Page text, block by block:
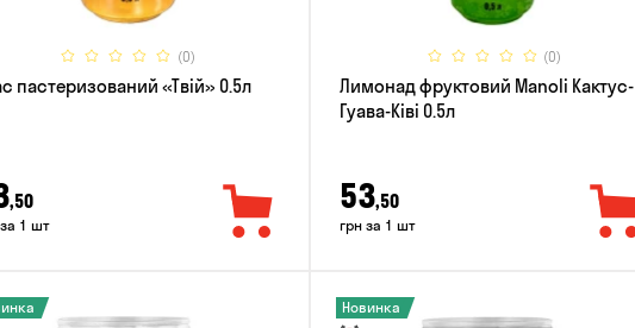
(0)
пастеризований «Твій» 0.5л
,50
1 шт
(0)
Лимонад фруктовий Manoli Кактус-
Гуава-Ківі 0.5л
53,50
грн за 1 шт
Новинка